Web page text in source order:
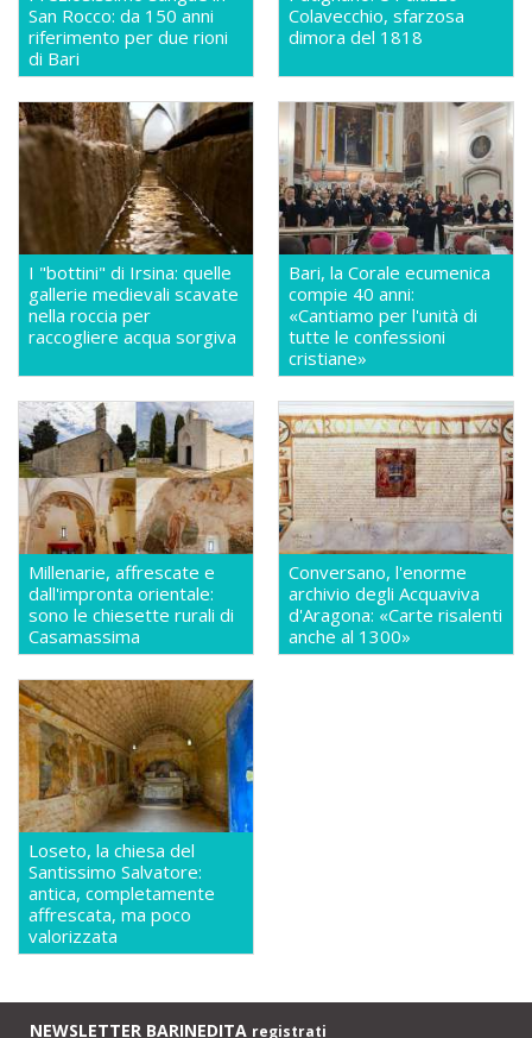
San Rocco: da 150 anni
riferimento per due rioni
di Bari
Colavecchio, sfarzosa
dimora del 1818
I "bottini" di Irsina: quelle
gallerie medievali scavate
nella roccia per
raccogliere acqua sorgiva
Bari, la Corale ecumenica
compie 40 anni:
«Cantiamo per l'unità di
tutte le confessioni
cristiane»
Millenarie, affrescate e
dall'impronta orientale:
sono le chiesette rurali di
Casamassima
Conversano, l'enorme
archivio degli Acquaviva
d'Aragona: «Carte risalenti
anche al 1300»
Loseto, la chiesa del
Santissimo Salvatore:
antica, completamente
affrescata, ma poco
valorizzata
NEWSLETTER BARINEDITA registrati